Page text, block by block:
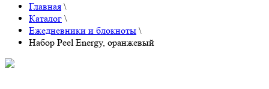
Главная \
Каталог \
Ежедневники и блокноты \
Набор Peel Energy, оранжевый